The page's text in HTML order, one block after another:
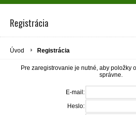
Registrácia
Úvod Registrácia
Pre zaregistrovanie je nutné, aby položky
správne.
E-mail:
Heslo: